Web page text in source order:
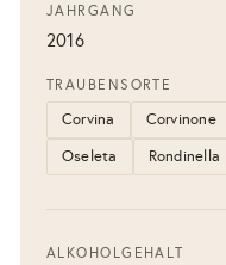
JAHRGANG
2016
TRAUBENSORTE
Corvina Corvinone
Oseleta
Rondinella
ALKOHOLGEHALT